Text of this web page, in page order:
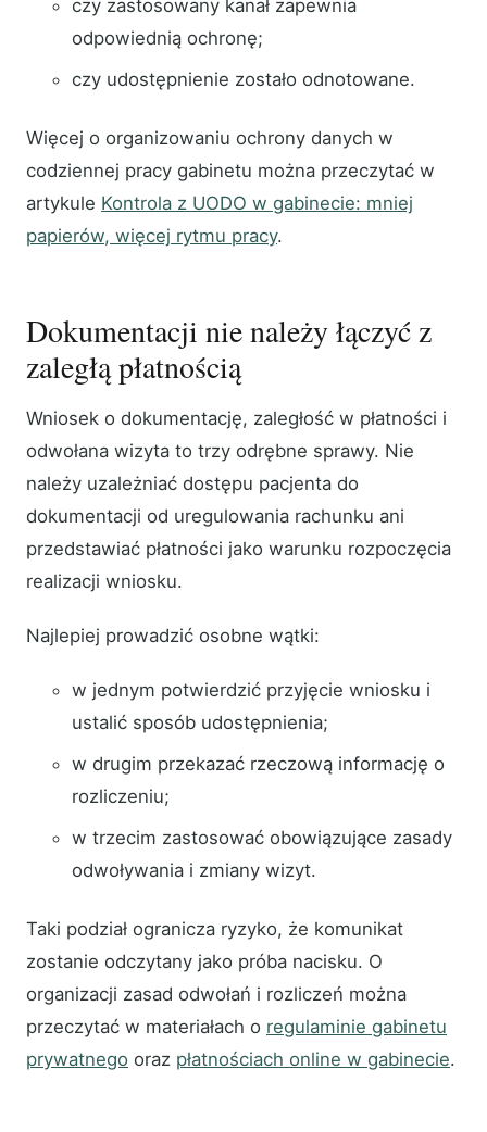
czy zastosowany kanał zapewnia
odpowiednią ochronę;
czy udostępnienie zostało odnotowane.
Więcej o organizowaniu ochrony danych w
codziennej pracy gabinetu można przeczytać w
artykule Kontrola z UODO w gabinecie: mniej
papierów, więcej rytmu pracy.
Dokumentacji nie należy łączyć z
zaległą płatnością
Wniosek o dokumentację, zaległość w płatności i
odwołana wizyta to trzy odrębne sprawy. Nie
należy uzależniać dostępu pacjenta do
dokumentacji od uregulowania rachunku ani
przedstawiać płatności jako warunku rozpoczęcia
realizacji wniosku.
Najlepiej prowadzić osobne wątki:
w jednym potwierdzić przyjęcie wniosku i
ustalić sposób udostępnienia;
w drugim przekazać rzeczową informację o
rozliczeniu;
w trzecim zastosować obowiązujące zasady
odwoływania i zmiany wizyt.
Taki podział ogranicza ryzyko, że komunikat
zostanie odczytany jako próba nacisku. O
organizacji zasad odwołań i rozliczeń można
przeczytać w materiałach o regulaminie gabinetu
prywatnego oraz płatnościach online w gabinecie.